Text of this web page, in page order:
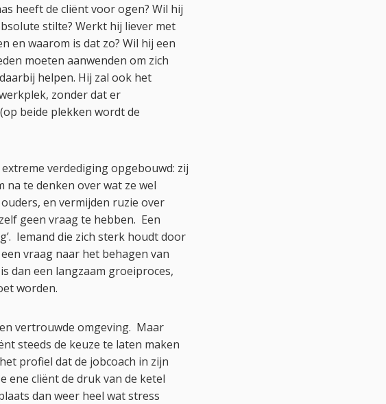
heeft de cliënt voor ogen? Wil hij
stilte? Werkt hij liever met
en waarom is dat zo? Wil hij een
moeten aanwenden om zich
helpen. Hij zal ook het
zonder dat er
beide plekken wordt de
verdediging opgebouwd: zij
te denken over wat ze wel
en vermijden ruzie over
geen vraag te hebben. Een
Iemand die zich sterk houdt door
vraag naar het behagen van
dan een langzaam groeiproces,
worden.
vertrouwde omgeving. Maar
steeds de keuze te laten maken
profiel dat de jobcoach in zijn
ene cliënt de druk van de ketel
dan weer heel wat stress